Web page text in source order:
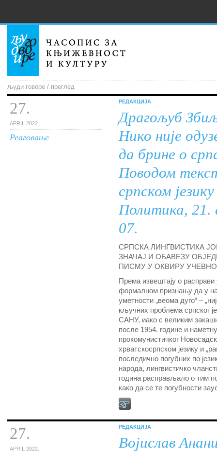
људи говоре / преглед
27.
APRIL 2022.
Реаговање
РЕДАКЦИЈА
Драгољуб
Нико није
да брине о
Поводом
српском
Политика, 21.
07.
СРПСКА ЛИНГВИСТИКА
ЗНАЧАЈ И ОБАВЕЗУ
ПИСМУ У ОКВИРУ
Према извештају о
формалном признању да у
уметности „веома дуго“ –
кључних проблема српског
САНУ, иако с великим
после 1954. године и
прокомунистичког
хрватскосрпском језику и
последично погубних по
народа, лингвистичко
година расправљало о тим
како да се те погубности
27.
APRIL 2022.
РЕДАКЦИЈА
Војислав